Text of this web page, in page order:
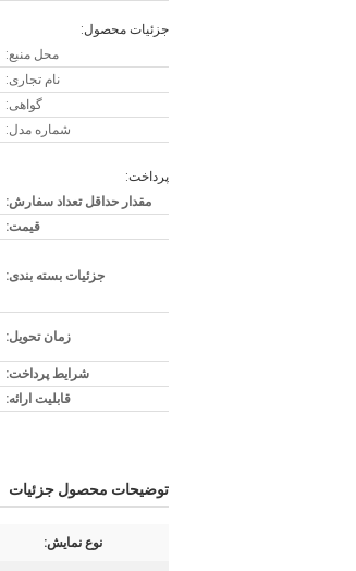
جزئیات محصول:
محل منبع:
نام تجاری:
گواهی:
شماره مدل:
پرداخت:
مقدار حداقل تعداد سفارش:
قیمت:
جزئیات بسته بندی:
زمان تحویل:
شرایط پرداخت:
قابلیت ارائه:
توضیحات محصول جزئیات
نوع نمایش: